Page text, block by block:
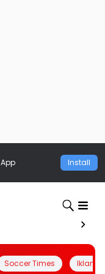
Install
Soccer Times Iklanin